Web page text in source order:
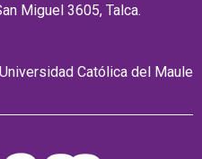
Miguel 3605, Talca.
Católica del Maule